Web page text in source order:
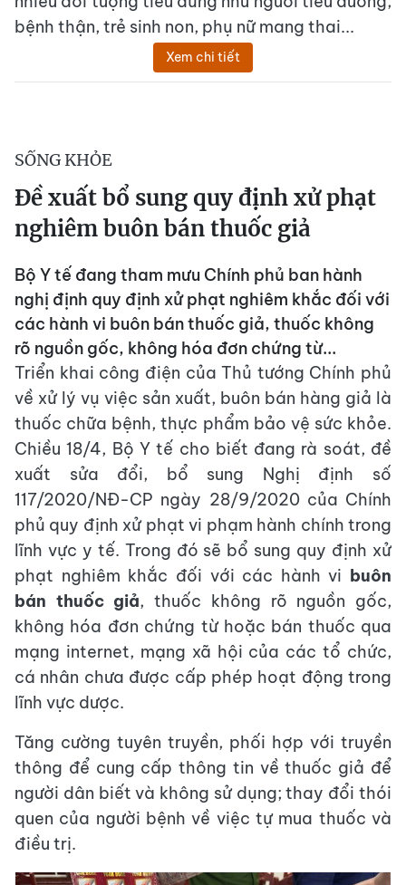
bệnh thận, trẻ sinh non, phụ nữ mang thai...
Xem chi tiết
SỐNG KHỎE
Đề xuất bổ sung quy định xử phạt
nghiêm buôn bán thuốc giả
Bộ Y tế đang tham mưu Chính phủ ban hành
nghị định quy định xử phạt nghiêm khắc đối với
các hành vi buôn bán thuốc giả, thuốc không
rõ nguồn gốc, không hóa đơn chứng từ...
Triển khai công điện của Thủ tướng Chính phủ
về xử lý vụ việc sản xuất, buôn bán hàng giả là
thuốc chữa bệnh, thực phẩm bảo vệ sức khỏe.
Chiều 18/4, Bộ Y tế cho biết đang rà soát, đề
xuất sửa đổi, bổ sung Nghị định số
117/2020/NĐ-CP ngày 28/9/2020 của Chính
phủ quy định xử phạt vi phạm hành chính trong
lĩnh vực y tế. Trong đó sẽ bổ sung quy định xử
phạt nghiêm khắc đối với các hành vi buôn
bán thuốc giả, thuốc không rõ nguồn gốc,
không hóa đơn chứng từ hoặc bán thuốc qua
mạng internet, mạng xã hội của các tổ chức,
cá nhân chưa được cấp phép hoạt động trong
lĩnh vực dược.
Tăng cường tuyên truyền, phối hợp với truyền
thông để cung cấp thông tin về thuốc giả để
người dân biết và không sử dụng; thay đổi thói
quen của người bệnh về việc tự mua thuốc và
điều trị.